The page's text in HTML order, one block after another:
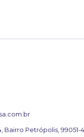
Bairro Petrópolis, 99051-